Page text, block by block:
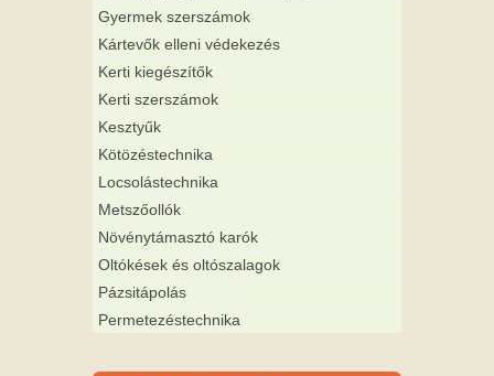
Gyermek szerszámok
Kártevők elleni védekezés
Kerti kiegészítők
Kerti szerszámok
Kesztyűk
Kötözéstechnika
Locsolástechnika
Metszőollók
Növénytámasztó karók
Oltókések és oltószalagok
Pázsitápolás
Permetezéstechnika